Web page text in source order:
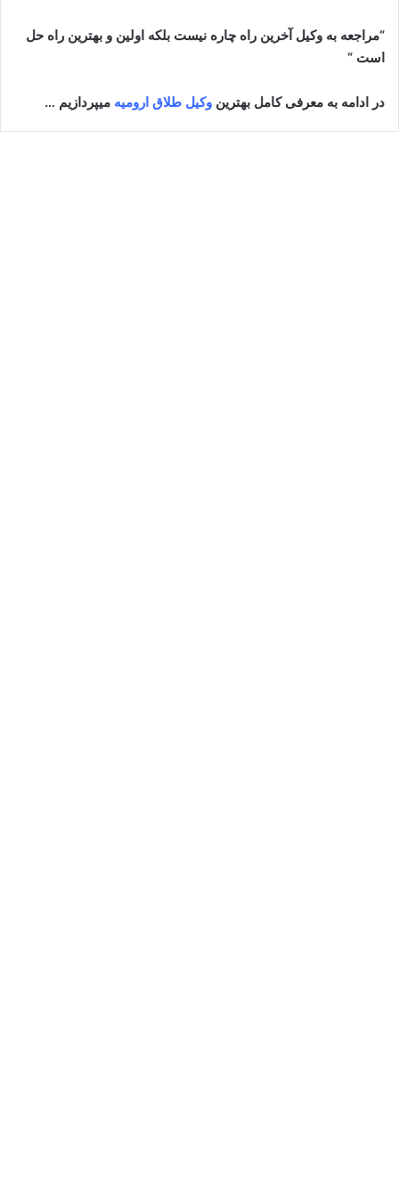
“مراجعه به وکیل آخرین راه چاره نیست بلکه اولین و بهترین راه حل
است “
در ادامه به معرفی کامل بهترین وکیل طلاق ارومیه میپردازیم …